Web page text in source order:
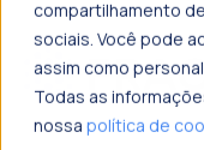
compartilhamento
sociais. Você pode
assim como
Todas as
nossa política de
o que procura?